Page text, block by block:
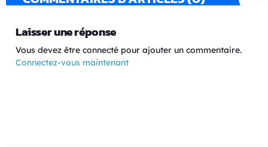
Laisser une réponse
Vous devez être connecté pour ajouter un commentaire.
Connectez-vous maintenant